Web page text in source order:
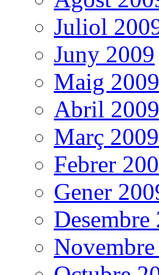
Juliol
Juny 2009
Maig 2009
Abril 2009
Març 2009
Febrer
Gener
Desembre